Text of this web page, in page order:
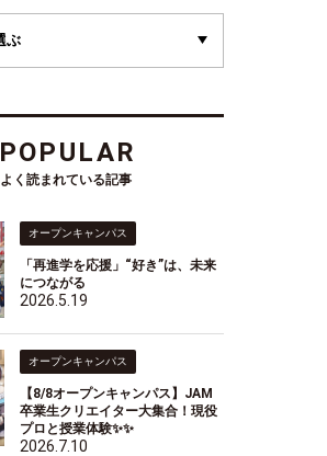
POPULAR
よく読まれている記事
オープンキャンパス
「再進学を応援」“好き”は、未来
につながる
2026.5.19
オープンキャンパス
【8/8オープンキャンパス】JAM
卒業生クリエイター大集合！現役
プロと授業体験✨✨
2026.7.10